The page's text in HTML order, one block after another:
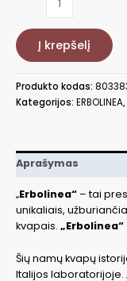
Kvapo
namams
papildymas
Prestige
Melagranata
ml
Į krepšelį
Produkto kodas:
Kategorijos: ERBOLINEA,
Aprašymas
„Erbolinea“ – tai
unikaliais,
kvapais. „Erbolinea“
Šių namų kvapų
Italijos laboratorijoje.